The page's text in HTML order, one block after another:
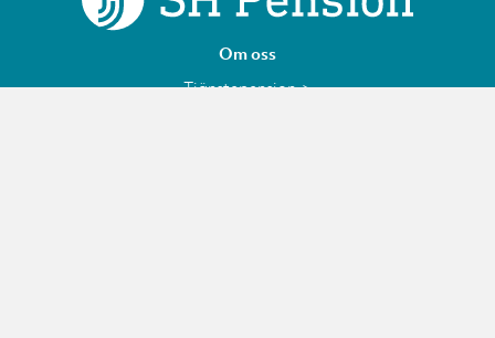
Om oss
Tjänstepension